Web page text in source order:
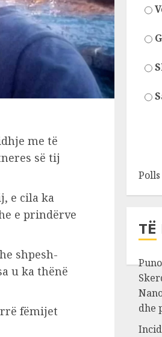
me të
së tij
e cila ka
e prindërve
shpesh-
u ka thënë
fëmijet
TË
dhe